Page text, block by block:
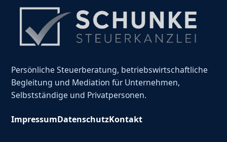
Persönliche Steuerberatung, betriebswirtschaftliche
Begleitung und Mediation für Unternehmen,
Selbstständige und Privatpersonen.
ImpressumDatenschutzKontakt